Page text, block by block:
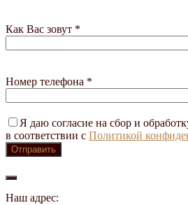
Как Вас зовут *
Номер телефона *
Я даю согласие на сбор и
в соответствии с Политикой
Наш адрес: